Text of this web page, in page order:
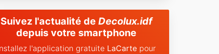
Suivez l'actualité de Decolux.idf
depuis votre smartphone
l'application gratuite LaCartepour